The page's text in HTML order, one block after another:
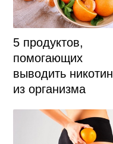
5 продуктов,
помогающих
выводить никотин
из организма